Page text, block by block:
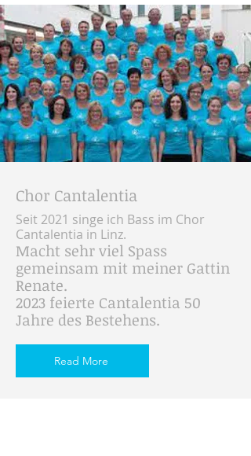
Chor Cantalentia
Seit 2021 singe ich Bass im Chor
Cantalentia in Linz.
Macht sehr viel Spass
gemeinsam mit meiner Gattin
Renate.
2023 feierte Cantalentia 50
Jahre des Bestehens.
Read More